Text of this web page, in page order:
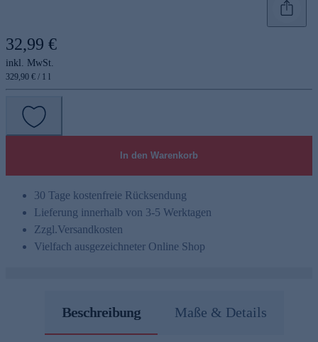
32,99 €
inkl. MwSt.
329,90 € / 1 l
In den Warenkorb
30 Tage kostenfreie Rücksendung
Lieferung innerhalb von 3-5 Werktagen
Zzgl.Versandkosten
Vielfach ausgezeichneter Online Shop
Beschreibung Maße & Details